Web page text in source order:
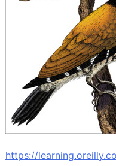
https://